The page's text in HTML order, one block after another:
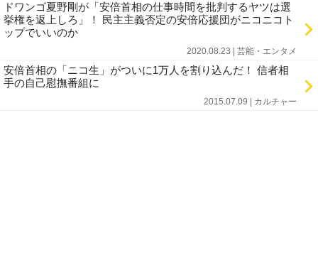
ドワンゴ夏野剛が「安倍首相の仕事時間を批判するヤツは選
挙権を返上しろ」！ 民主主義否定の安倍応援団がニコニコト
ップでいいのか
2020.08.23 | 芸能・エンタメ
安倍首相の「ニコ生」がついに1万人を割り込んだ！ 信者相
手の自己慰撫番組に
2015.07.09 | カルチャー